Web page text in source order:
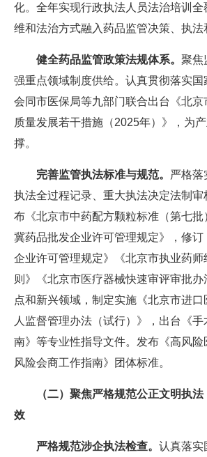
化。全年实现行政执法人员法治培训全
维和法治方式融入药品监管决策、执法
健全药品监管政策法规体系。 聚焦
强重点领域制度供给。认真贯彻落实国
会同市医保局等九部门联合出台《北京
质量发展若干措施（2025年）》，为
撑。
完善监管执法标准与规范。 严格落
执法全过程记录、重大执法决定法制审
布《北京市中药配方颗粒标准（第七
冀药品批发企业许可管理规定》，修订
企业许可管理规定》《北京市执业药师
则》《北京市医疗器械快速审评审批
点和新兴领域，制定实施《北京市进
人监督管理办法（试行）》，出台《
南》等专业性指导文件。发布《高风险
风险会商工作指南》团体标准。
（二）聚焦严格规范公正文明执法
效
严格规范涉企执法检查。 认真落实